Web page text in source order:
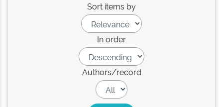
Sort items by
In order
Authors/record